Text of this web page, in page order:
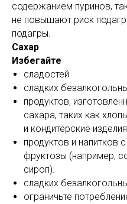
содержанием пуринов,
не повышают риск
подагры.
Сахар
Избегайте
сладостей
сладких
продуктов,
сахара, таких как
и кондитерские
продуктов и
фруктозы (например,
сироп).
сладких
ограничьте